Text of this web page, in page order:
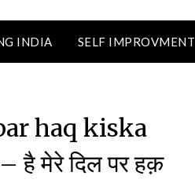
INDIA SELF IMPROVMENT
haq kiska
है मेरे दिल पर हक़